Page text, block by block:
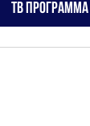
ТВ ПРОГРАММА